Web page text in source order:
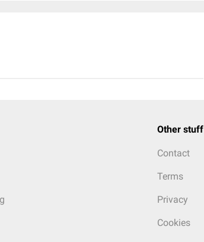
Other stuff
Contact
Terms
Privacy
Cookies